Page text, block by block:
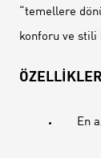
“temellere
konforu ve stili
En